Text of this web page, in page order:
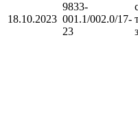
18.10.2023
9833-
001.1/002.0/17-
23